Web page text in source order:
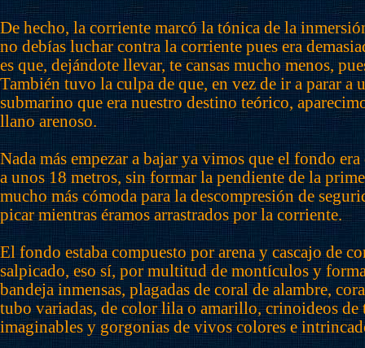
De hecho, la corriente marcó la tónica de la
no debías luchar contra la corriente pues era
es que, dejándote llevar, te cansas mucho menos,
También tuvo la culpa de que, en vez de ir a parar a
submarino que era nuestro destino teórico,
llano arenoso.
Nada más empezar a bajar ya vimos que el fondo
a unos 18 metros, sin formar la pendiente de la
mucho más cómoda para la descompresión de
picar mientras éramos arrastrados por la corriente.
El fondo estaba compuesto por arena y cascajo de
salpicado, eso sí, por multitud de montículos y
bandeja inmensas, plagadas de coral de alambre,
tubo variadas, de color lila o amarillo, crinoideos de
imaginables y gorgonias de vivos colores e